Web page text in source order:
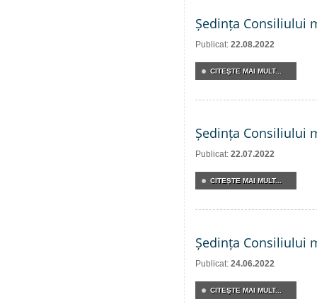
Ședința Consiliului
Publicat: 22.08.2022
CITEŞTE MAI MULT...
Ședința Consiliului
Publicat: 22.07.2022
CITEŞTE MAI MULT...
Ședința Consiliului
Publicat: 24.06.2022
CITEŞTE MAI MULT...